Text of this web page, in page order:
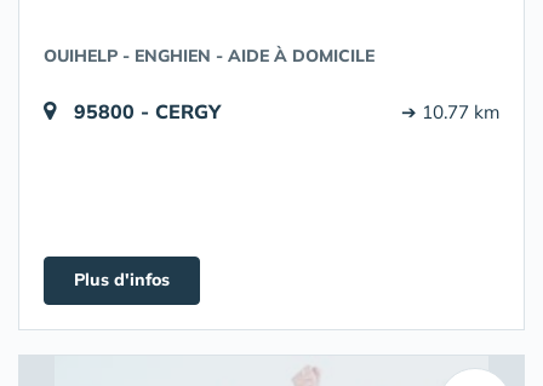
OUIHELP - ENGHIEN - AIDE À DOMICILE
95800 - CERGY ➔ 10.77 km
Plus d'infos